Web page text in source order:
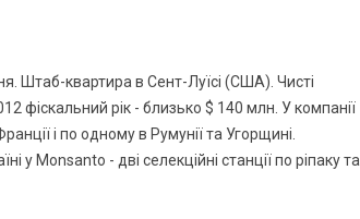
Штаб-квартира в Сент-Луїсі (США). Чисті
фіскальний рік - близько $ 140 млн. У компанії
і по одному в Румунії та Угорщині.
у Monsanto - дві селекційні станції по ріпаку та